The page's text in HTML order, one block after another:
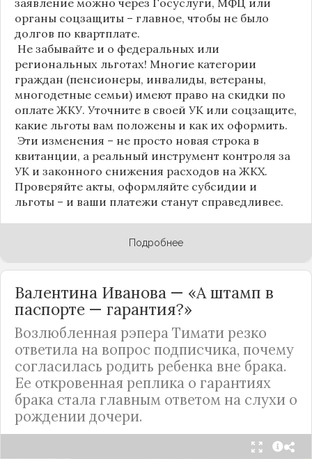
органы соцзащиты – главное, чтобы не было
долгов по квартплате.
Не забывайте и о федеральных или
региональных льготах! Многие категории
граждан (пенсионеры, инвалиды, ветераны,
многодетные семьи) имеют право на скидки по
оплате ЖКУ. Уточните в своей УК или соцзащите,
какие льготы вам положены и как их оформить.
Эти изменения – не просто новая строка в
квитанции, а реальный инструмент контроля за
УК и законного снижения расходов на ЖКХ.
Проверяйте акты, оформляйте субсидии и
льготы – и ваши платежи станут справедливее.
Подробнее
Валентина Иванова — «А штамп в
паспорте — гарантия?»
Возлюбленная рэпера Тимати резко
ответила на вопрос подписчика, почему
согласилась родить ребенка вне брака.
Ее откровенная реплика о гарантиях
брака стала главным ответом на слухи о
рождении дочери.